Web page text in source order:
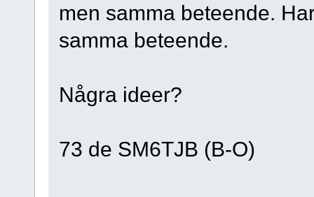
men samma beteende.
samma beteende.
Några ideer?
73 de SM6TJB (B-O)